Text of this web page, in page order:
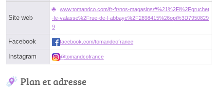
Site web
www.tomandco.com/fr-fr/nos-magasins/#%21%2Fl%2Fgruchet
-le-valasse%2Frue-de-l-abbaye%2F2898415%26opi%3D7950829
9
Facebook facebook.com/tomandcofrance
Instagram @tomandcofrance
Plan et adresse